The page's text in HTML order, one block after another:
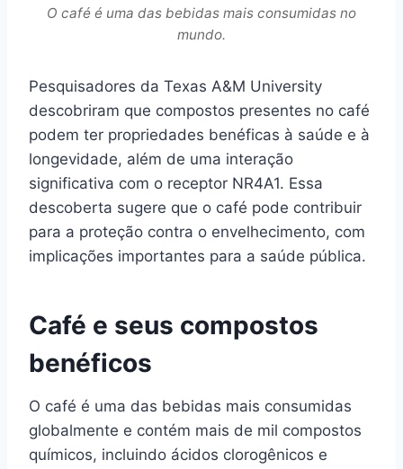
O café é uma das bebidas mais consumidas no
mundo.
Pesquisadores da Texas A&M University
descobriram que compostos presentes no café
podem ter propriedades benéficas à saúde e à
longevidade, além de uma interação
significativa com o receptor NR4A1. Essa
descoberta sugere que o café pode contribuir
para a proteção contra o envelhecimento, com
implicações importantes para a saúde pública.
Café e seus compostos
benéficos
O café é uma das bebidas mais consumidas
globalmente e contém mais de mil compostos
químicos, incluindo ácidos clorogênicos e